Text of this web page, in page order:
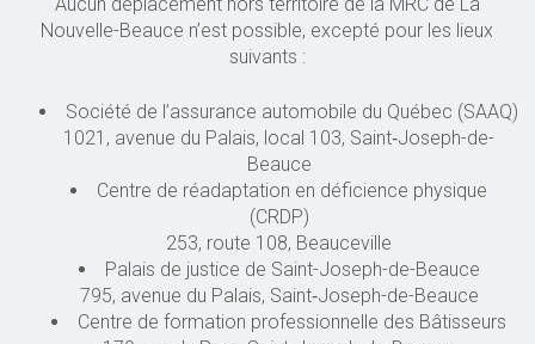
Aucun déplacement hors territoire de la MRC de La
Nouvelle-Beauce n’est possible, excepté pour les lieux
suivants :
Société de l’assurance automobile du Québec (SAAQ)
1021, avenue du Palais, local 103, Saint‑Joseph-de-
Beauce
Centre de réadaptation en déficience physique
(CRDP)
253, route 108, Beauceville
Palais de justice de Saint-Joseph-de-Beauce
795, avenue du Palais, Saint‑Joseph-de-Beauce
Centre de formation professionnelle des Bâtisseurs